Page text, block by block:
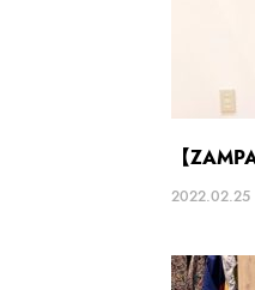
【
2022.02.25